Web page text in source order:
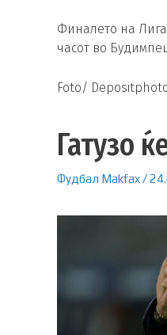
Финалето на
часот во
Foto/
Гатузо
Фудбал Makfax/